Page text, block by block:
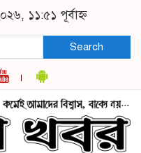
১১:৫১ পূর্বাহ্ন
Search